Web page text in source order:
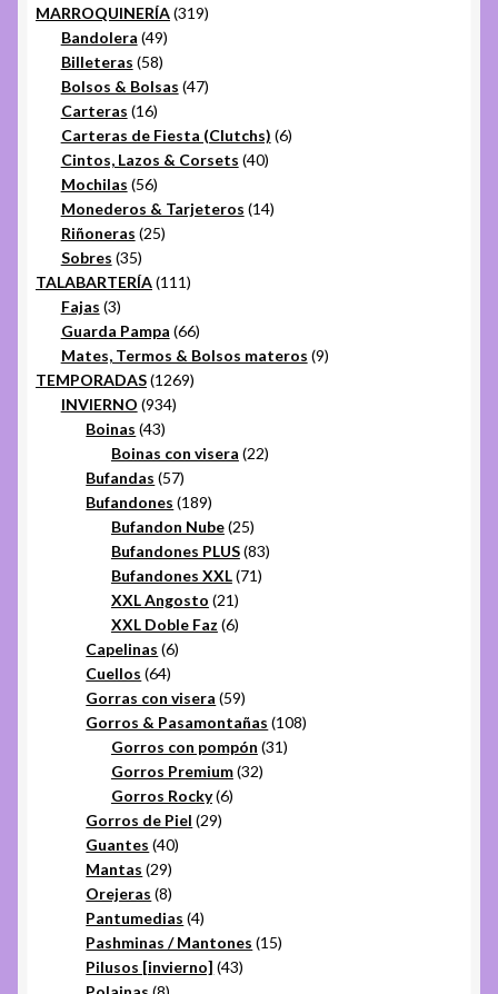
MARROQUINERÍA 319319
Bandolera 4949
productos
Billeteras 5858
productos
Bolsos & Bolsas 4747
Carteras 1616
productos
Carteras de Fiesta (Clutchs) 66
Cintos, Lazos & Corsets 4040
Mochilas 5656
productos
Monederos & Tarjeteros 1414
Riñoneras 2525
Sobres 3535
productos
TALABARTERÍA 111111
Fajas 33
productos
Guarda Pampa 6666
productos
Mates, Termos & Bolsos materos 99
TEMPORADAS 12691269
INVIERNO 934934
Boinas 4343
productos
Boinas con visera 2222
Bufandas 5757
productos
Bufandones 189189
productos
Bufandon Nube 2525
productos
Bufandones PLUS 8383
Bufandones XXL 7171
XXL Angosto 2121
productos
XXL Doble Faz 66
Capelinas 66
Cuellos 6464
productos
Gorras con visera 5959
productos
Gorros & Pasamontañas 108108
Gorros con pompón 3131
Gorros Premium 3232
Gorros Rocky 66
Gorros de Piel 2929
Guantes 4040
Mantas 2929
productos
Orejeras 88
productos
Pantumedias 44
productos
Pashminas / Mantones 1515
Pilusos [invierno] 4343